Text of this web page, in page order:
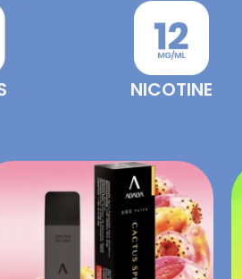
NICOTINE